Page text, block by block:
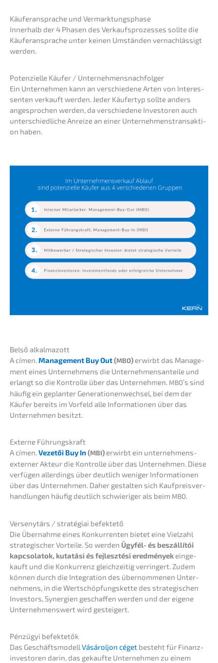
Käufer­an­spra­che und Vermarktungsphase
Inner­halb der 4 Phasen des Verkaufs­pro­zes­ses sollte die
Käufer­an­spra­che unter keinen Umstän­den vernach­läs­sigt
werden.
Poten­zi­el­le Käufer / Unternehmensnachfolger
Ein Unter­neh­men kann an verschie­de­ne Arten von Inter­es­
sen­ten verkauft werden. Jeder Käufer­typ sollte anders
angespro­chen werden, da verschie­de­ne Inves­to­ren auch
unter­schied­li­che Anrei­ze an einer Unter­neh­mens­trans­ak­ti­
on haben.
Belső alkal­ma­zott
A címen.Manage­ment Buy Out(MBO) erwirbt das Manage­
ment eines Unter­neh­mens die Unter­neh­mens­an­tei­le und
erlangt so die Kontrol­le über das Unter­neh­men. MBO’s sind
häufig ein geplan­ter Genera­tio­nen­wech­sel, bei dem der
Käufer bereits im Vorfeld alle Infor­ma­tio­nen über das
Unter­neh­men besitzt.
Exter­ne Führungskraft
A címen.Vezetői Buy In(MBI) erwirbt ein unter­neh­mens­
exter­ner Akteur die Kontrol­le über das Unter­neh­men. Diese
verfü­gen aller­dings über deutlich weniger Infor­ma­tio­nen
über das Unter­neh­men. Daher gestal­ten sich Kaufpreis­ver­
hand­lun­gen häufig deutlich schwie­ri­ger als beim MBO.
Verse­ny­társ / straté­giai befektető
Die Übernah­me eines Konkur­ren­ten bietet eine Vielzahl
strate­gi­scher Vortei­le. So werden Ügyfél- és beszál­lí­tói
kapcso­la­tok, kutatá­si és fejlesz­té­si eredmé­ny­ek einge­
kauft und die Konkur­renz gleich­zei­tig verrin­gert. Zudem
können durch die Integra­ti­on des übernom­me­nen Unter­
neh­mens, in die Wertschöp­fungs­ket­te des strate­gi­schen
Inves­tors, Syner­gien geschaf­fen werden und der eigene
Unter­neh­mens­wert wird gesteigert.
Pénzü­gyi befektetők
Das Geschäfts­mo­dell Vásárol­jon céget besteht für Finanz­
in­ves­to­ren darin, das gekauf­te Unter­neh­men zu einem